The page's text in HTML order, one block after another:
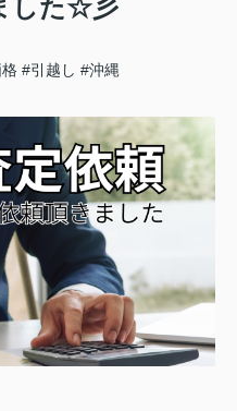
した☆彡
#引越し #沖縄